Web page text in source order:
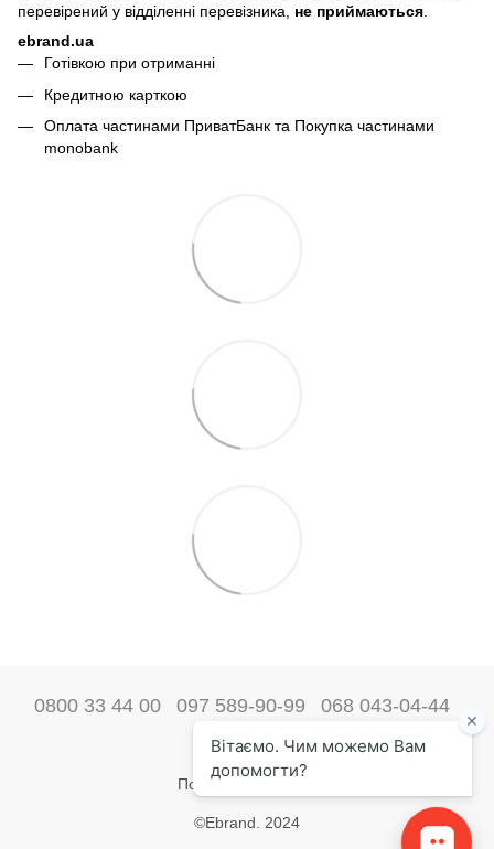
перевірений у відділенні перевізника, не приймаються
ebrand.ua
Готівкою при отриманні
Кредитною карткою
Оплата частинами ПриватБанк та Покупка частинами
monobank
0800 33 44 00 097 589-90-99 068 043-04-44
Наші контакти
Повна версія сайту
©Ebrand. 2024